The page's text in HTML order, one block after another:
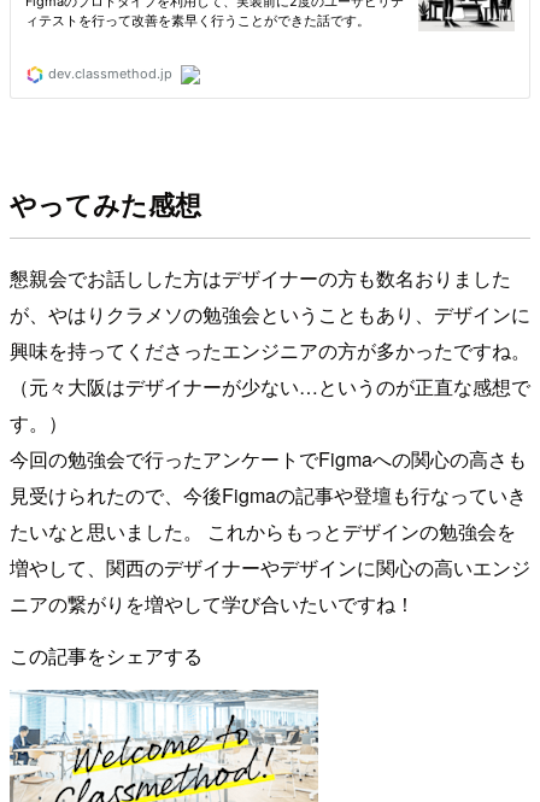
やってみた感想
懇親会でお話しした方はデザイナーの方も数名おりました
が、やはりクラメソの勉強会ということもあり、デザインに
興味を持ってくださったエンジニアの方が多かったですね。
（元々大阪はデザイナーが少ない…というのが正直な感想で
す。）
今回の勉強会で行ったアンケートでFigmaへの関心の高さも
見受けられたので、今後Figmaの記事や登壇も行なっていき
たいなと思いました。 これからもっとデザインの勉強会を
増やして、関西のデザイナーやデザインに関心の高いエンジ
ニアの繋がりを増やして学び合いたいですね！
この記事をシェアする